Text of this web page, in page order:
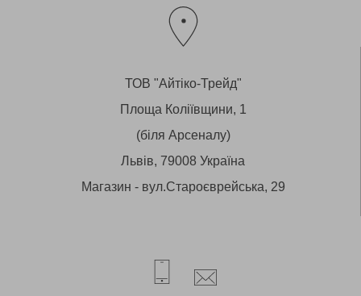
ТОВ "Айтіко-Трейд"
Площа Коліївщини, 1
(біля Арсеналу)
Львів, 79008 Україна
Магазин - вул.Староєврейська, 29